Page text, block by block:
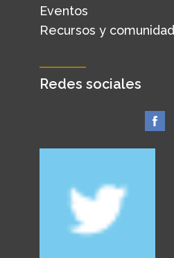
Eventos
Recursos y comunidad
Redes sociales